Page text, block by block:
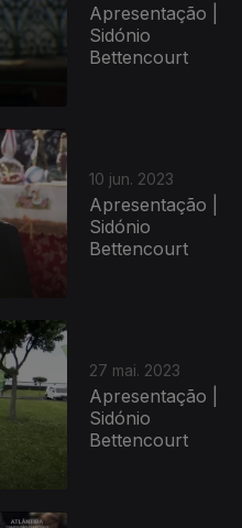
Apresentação |
Sidónio
Bettencourt
10 jun. 2023
Apresentação |
Sidónio
Bettencourt
27 mai. 2023
Apresentação |
Sidónio
Bettencourt